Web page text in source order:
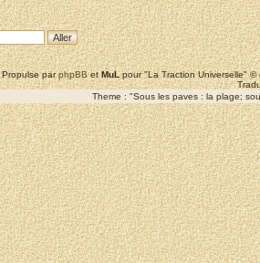
Propulse parphpBBetMuLpour "La Traction Universelle"
Theme : "Sous les paves : la plage;